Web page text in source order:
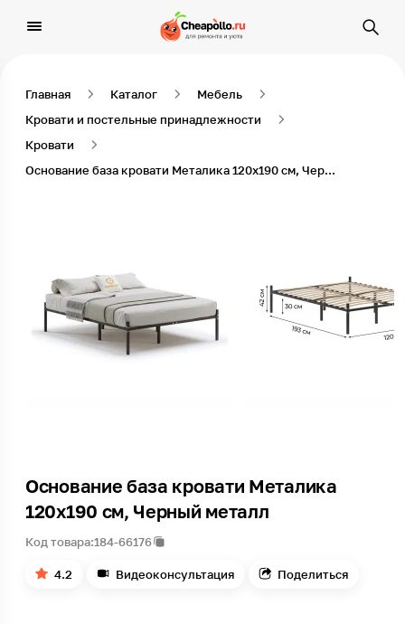
Главная Каталог
Мебель
Кровати и постельные принадлежности
Кровати
Основание база кровати Металика 120х190 см, Черный металл
Основание база кровати Металика
120х190 см, Черный металл
Код товара:184-66176
4.2 Видеоконсультация Поделиться